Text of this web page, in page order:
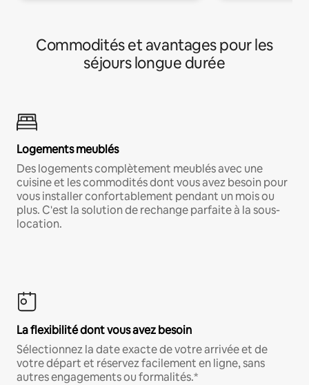
Commodités et avantages pour les
séjours longue durée
Logements meublés
Des logements complètement meublés avec une
cuisine et les commodités dont vous avez besoin pour
vous installer confortablement pendant un mois ou
plus. C'est la solution de rechange parfaite à la sous-
location.
La flexibilité dont vous avez besoin
Sélectionnez la date exacte de votre arrivée et de
votre départ et réservez facilement en ligne, sans
autres engagements ou formalités.*